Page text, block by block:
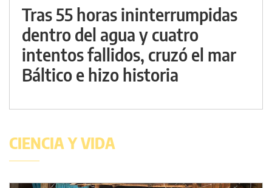
Tras 55 horas ininterrumpidas
dentro del agua y cuatro
intentos fallidos, cruzó el mar
Báltico e hizo historia
CIENCIA Y VIDA